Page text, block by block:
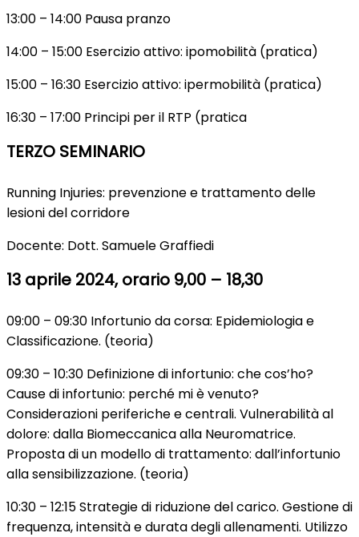
13:00 – 14:00 Pausa pranzo
14:00 – 15:00 Esercizio attivo: ipomobilità (pratica)
15:00 – 16:30 Esercizio attivo: ipermobilità (pratica)
16:30 – 17:00 Principi per il RTP (pratica
TERZO SEMINARIO
Running Injuries: prevenzione e trattamento delle
lesioni del corridore
Docente: Dott. Samuele Graffiedi
13 aprile 2024, orario 9,00 – 18,30
09:00 – 09:30 Infortunio da corsa: Epidemiologia e
Classificazione. (teoria)
09:30 – 10:30 Definizione di infortunio: che cos’ho?
Cause di infortunio: perché mi è venuto?
Considerazioni periferiche e centrali. Vulnerabilità al
dolore: dalla Biomeccanica alla Neuromatrice.
Proposta di un modello di trattamento: dall’infortunio
alla sensibilizzazione. (teoria)
10:30 – 12:15 Strategie di riduzione del carico. Gestione di
frequenza, intensità e durata degli allenamenti. Utilizzo